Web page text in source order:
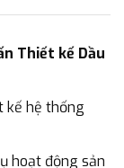
Thiết kế Dầu
kế hệ thống
hoạt động sản